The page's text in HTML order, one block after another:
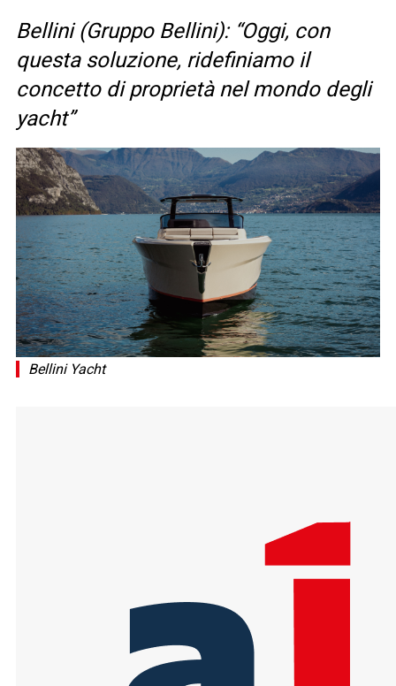
Bellini (Gruppo Bellini): “Oggi, con
questa soluzione, ridefiniamo il
concetto di proprietà nel mondo degli
yacht”
Bellini Yacht